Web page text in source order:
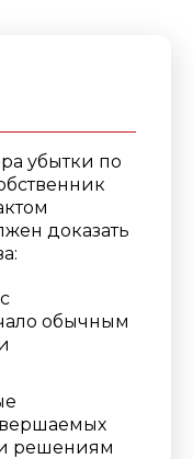
убытки по
доказать
обычным
решениям